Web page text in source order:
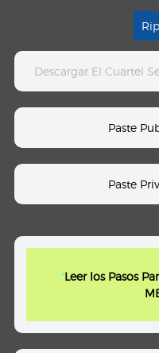
Descargar El Cuartel
Paste
Paste
"Leer los Pasos